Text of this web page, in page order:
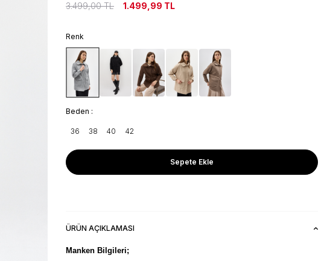
3.499,00TL 1.499,99 TL
Renk
Beden :
36 38 40 42
Sepete Ekle
ÜRÜN AÇIKLAMASI
Manken Bilgileri;